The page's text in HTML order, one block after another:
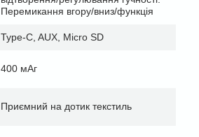
Перемикання вгору/вниз/функція
Type-C, AUX, Micro SD
400 мАг
Приємний на дотик текстиль